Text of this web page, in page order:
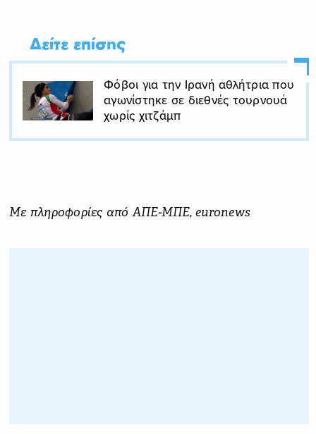
Δείτε επίσης
Φόβοι για την Ιρανή αθλήτρια που
αγωνίστηκε σε διεθνές τουρνουά
χωρίς χιτζάμπ
Με πληροφορίες από ΑΠΕ-ΜΠΕ, euronews